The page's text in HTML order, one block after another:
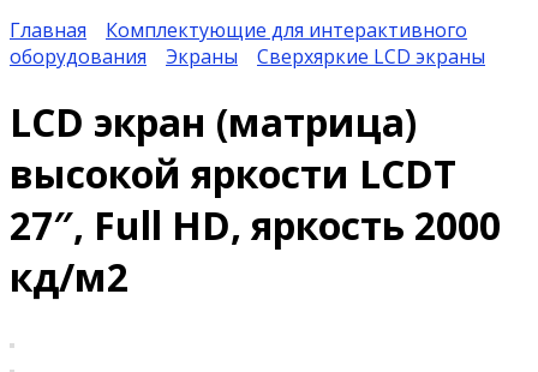
Главная
Комплектующие для интерактивного
оборудования
Экраны Сверхяркие LCD экраны
LCD экран (матрица)
высокой яркости LCDT
27″, Full HD, яркость 2000
кд/м2